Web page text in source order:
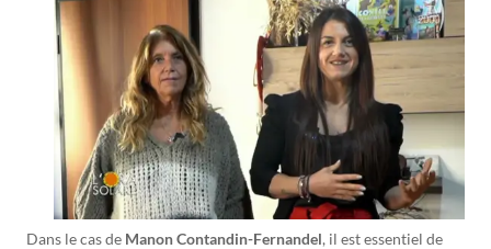
Dans le cas de Manon Contandin-Fernandel, il est essentiel de